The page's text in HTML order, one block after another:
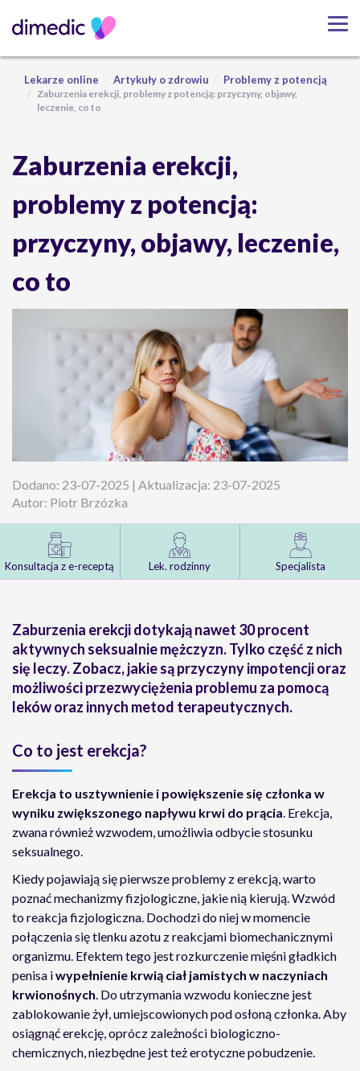
Lekarze online Artykuły o zdrowiu Problemy z potencją
Zaburzenia erekcji, problemy z potencją: przyczyny, objawy,
leczenie, co to
Zaburzenia erekcji,
problemy z potencją:
przyczyny, objawy, leczenie,
co to
Dodano: 23-07-2025 | Aktualizacja: 23-07-2025
Autor: Piotr Brzózka
Konsultacja z e-receptą Lek. rodzinny Specjalista
Zaburzenia erekcji dotykają nawet 30 procent
aktywnych seksualnie mężczyzn. Tylko część z nich
się leczy. Zobacz, jakie są przyczyny impotencji oraz
możliwości przezwyciężenia problemu za pomocą
leków oraz innych metod terapeutycznych.
Co to jest erekcja?
Erekcja to usztywnienie i powiększenie się członka w
wyniku zwiększonego napływu krwi do prącia. Erekcja,
zwana również wzwodem, umożliwia odbycie stosunku
seksualnego.
Kiedy pojawiają się pierwsze problemy z erekcją, warto
poznać mechanizmy fizjologiczne, jakie nią kierują. Wzwód
to reakcja fizjologiczna. Dochodzi do niej w momencie
połączenia się tlenku azotu z reakcjami biomechanicznymi
organizmu. Efektem tego jest rozkurczenie mięśni gładkich
penisa iwypełnienie krwią ciał jamistych w naczyniach
krwionośnych. Do utrzymania wzwodu konieczne jest
zablokowanie żył, umiejscowionych pod osłoną członka. Aby
osiągnąć erekcję, oprócz zależności biologiczno-
chemicznych, niezbędne jest też erotyczne pobudzenie.